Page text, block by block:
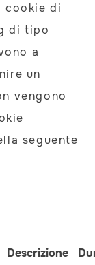
cookie di
di tipo
a
un
vengono
seguente
Descrizione